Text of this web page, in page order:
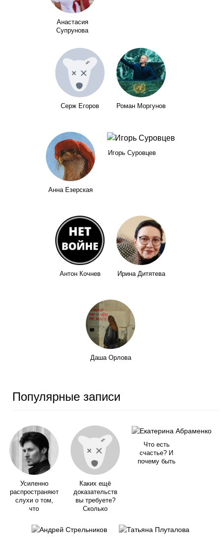
Анастасия
Супрунова
Серж Егоров Роман Моргунов
Анна Езерская
Игорь Суровцев
Антон Кочнев Ирина Дитятева
Даша Орлова
Популярные записи
Усиленно
распространяют
слухи о том,
что
Каких ещё
доказательств
вы требуете?
Сколько
Что есть
счастье? И
почему быть